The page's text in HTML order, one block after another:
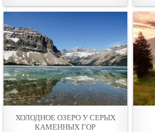
ХОЛОДНОЕ ОЗЕРО У СЕРЫХ
КАМЕННЫХ ГОР